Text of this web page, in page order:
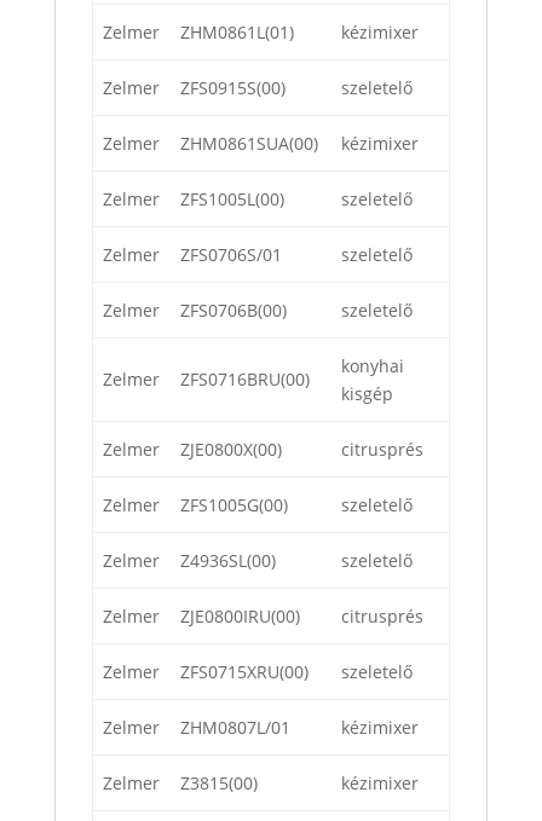
Zelmer ZHM0861L(01) kézimixer
Zelmer ZFS0915S(00) szeletelő
Zelmer ZHM0861SUA(00) kézimixer
Zelmer ZFS1005L(00) szeletelő
Zelmer ZFS0706S/01 szeletelő
Zelmer ZFS0706B(00) szeletelő
Zelmer ZFS0716BRU(00)
konyhai
kisgép
Zelmer ZJE0800X(00) citrusprés
Zelmer ZFS1005G(00) szeletelő
Zelmer Z4936SL(00) szeletelő
Zelmer ZJE0800IRU(00) citrusprés
Zelmer ZFS0715XRU(00) szeletelő
Zelmer ZHM0807L/01 kézimixer
Zelmer Z3815(00) kézimixer